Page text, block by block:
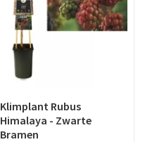
Klimplant Rubus
Himalaya - Zwarte
Bramen